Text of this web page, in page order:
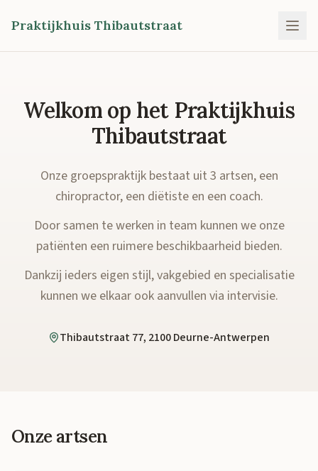
Praktijkhuis Thibautstraat
Welkom op het Praktijkhuis
Thibautstraat
Onze groepspraktijk bestaat uit 3 artsen, een
chiropractor, een diëtiste en een coach.
Door samen te werken in team kunnen we onze
patiënten een ruimere beschikbaarheid bieden.
Dankzij ieders eigen stijl, vakgebied en specialisatie
kunnen we elkaar ook aanvullen via intervisie.
Thibautstraat 77, 2100 Deurne-Antwerpen
Onze artsen